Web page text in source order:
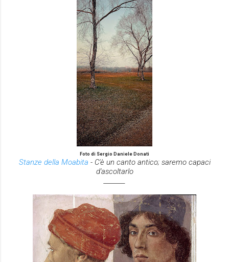
Foto di Sergio Daniele Donati
Stanze della Moabita - C'è un canto antico; saremo capaci
d'ascoltarlo